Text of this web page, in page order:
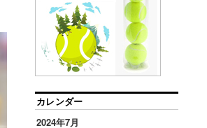
カレンダー
2024年7月